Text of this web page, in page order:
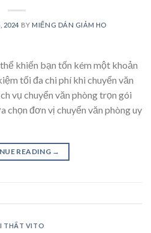
2024 BY MIẾNG DÁN GIẢM HO
khiến bạn tốn kém một khoản
tối đa chi phí khi chuyển văn
vụ chuyển văn phòng trọn gói
chọn đơn vị chuyển văn phòng uy
READING →
THẤT VITO